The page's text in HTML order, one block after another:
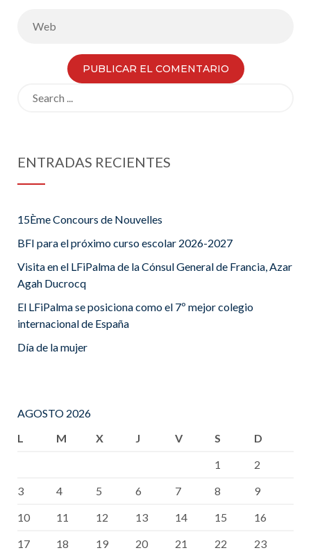
ENTRADAS RECIENTES
15Ème Concours de Nouvelles
BFI para el próximo curso escolar 2026-2027
Visita en el LFiPalma de la Cónsul General de Francia, Azar
Agah Ducrocq
El LFiPalma se posiciona como el 7º mejor colegio
internacional de España
Día de la mujer
AGOSTO 2026
L
M X J V S
D
1
2
3
4 5 6 7 8
9
10
11 12 13 14 15
16
17
18 19 20 21 22 23